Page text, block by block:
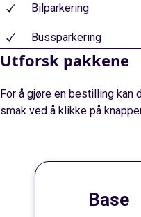
Bilparkering
Bussparkering
Utforsk pakkene
For å gjøre en bestilling kan
smak ved å klikke på
Base